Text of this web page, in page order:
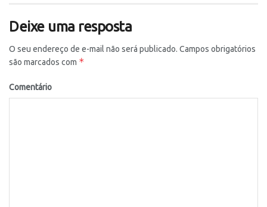
Deixe uma resposta
O seu endereço de e-mail não será publicado. Campos obrigatórios
são marcados com *
Comentário